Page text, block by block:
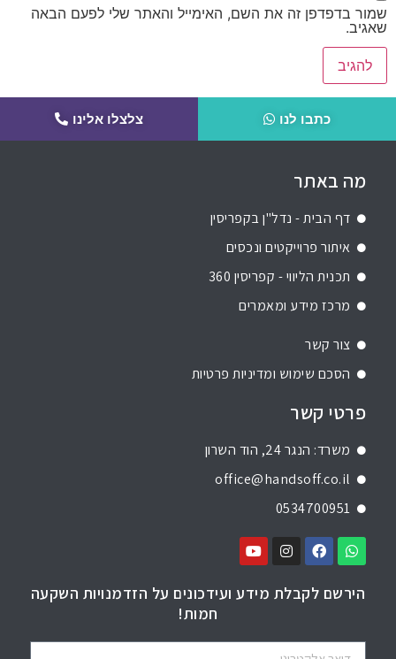
שמור בדפדפן זה את השם, האימייל והאתר שלי לפעם הבאה
שאגיב.
כתבו לנו צלצלו אלינו
מה באתר
דף הבית - נדל"ן בקפריסין
איתור פרוייקטים ונכסים
תכנית הליווי - קפריסין 360
מרכז מידע ומאמרים
צור קשר
הסכם שימוש ומדיניות פרטיות
פרטי קשר
משרד: הנגר 24, הוד השרון
office@handsoff.co.il
0534700951
הירשם לקבלת מידע ועידכונים על הזדמנויות השקעה
חמות!